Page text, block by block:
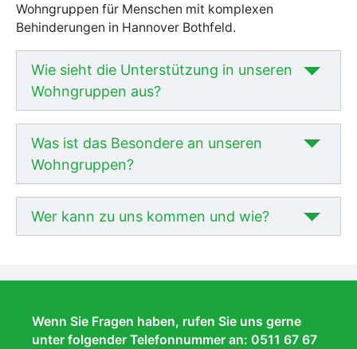
Wohngruppen für Menschen mit komplexen
Behinderungen in Hannover Bothfeld.
Wie sieht die Unterstützung in unseren
Wohngruppen aus?
Was ist das Besondere an unseren
Wohngruppen?
Wer kann zu uns kommen und wie?
Wenn Sie Fragen haben, rufen Sie uns gerne
unter folgender Telefonnummer an: 0511 67 67